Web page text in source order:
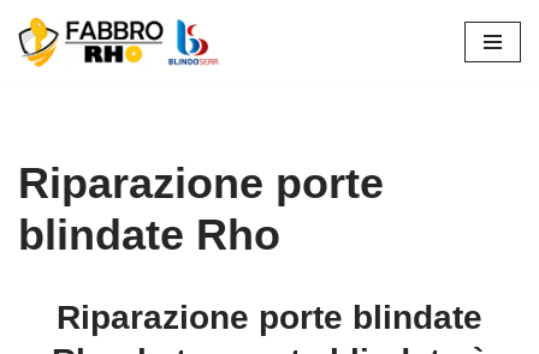
Vai
Riparazione porte
blindate Rho
Riparazione porte blindate